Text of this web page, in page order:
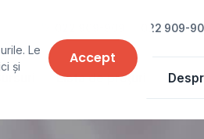
022 909-
Cursuri Lista de prețuri
Le
și
Accept